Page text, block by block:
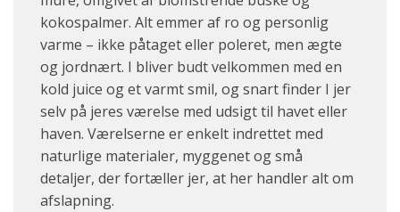
kokospalmer. Alt emmer af ro og personlig
varme – ikke påtaget eller poleret, men ægte
og jordnært. I bliver budt velkommen med en
kold juice og et varmt smil, og snart finder I jer
selv på jeres værelse med udsigt til havet eller
haven. Værelserne er enkelt indrettet med
naturlige materialer, myggenet og små
detaljer, der fortæller jer, at her handler alt om
afslapning.